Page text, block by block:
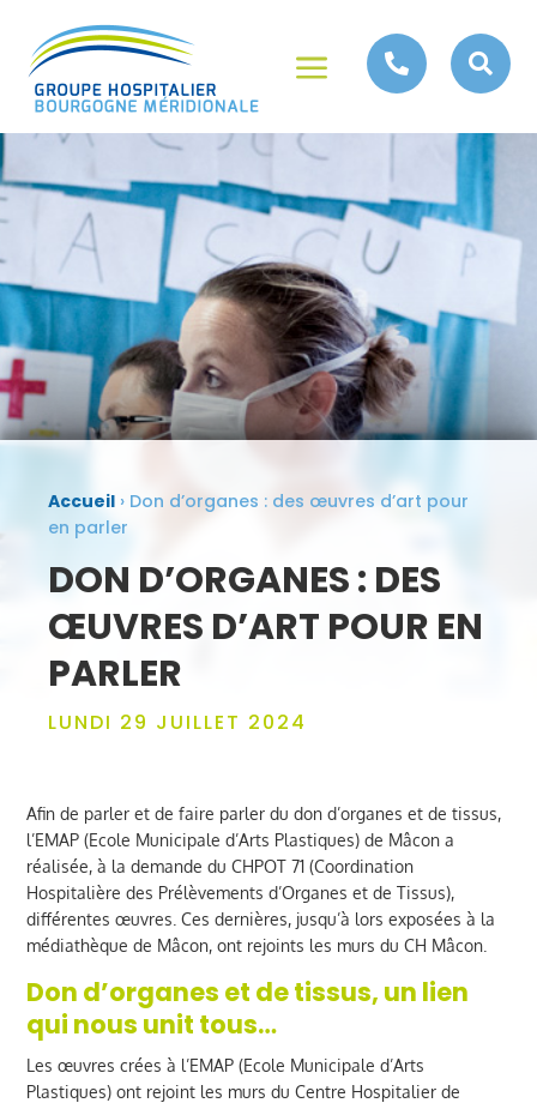
a  
Accueil › Don d’organes : des œuvres d’art pour
en parler
DON D’ORGANES : DES
ŒUVRES D’ART POUR EN
PARLER
LUNDI 29 JUILLET 2024
Afin de parler et de faire parler du don d’organes et de tissus,
l’EMAP (Ecole Municipale d’Arts Plastiques) de Mâcon a
réalisée, à la demande du CHPOT 71 (Coordination
Hospitalière des Prélèvements d’Organes et de Tissus),
différentes œuvres. Ces dernières, jusqu’à lors exposées à la
médiathèque de Mâcon, ont rejoints les murs du CH Mâcon.
Don d’organes et de tissus, un lien
qui nous unit tous…
Les œuvres crées à l’EMAP (Ecole Municipale d’Arts
Plastiques) ont rejoint les murs du Centre Hospitalier de